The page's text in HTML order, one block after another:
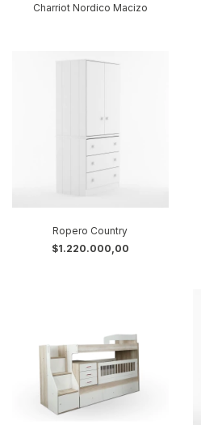
Charriot Nordico Macizo
Ropero Country
$1.220.000,00